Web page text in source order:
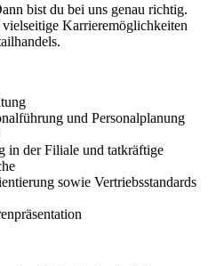
bist du bei uns genau richtig.
Karrieremöglichkeiten
und Personalplanung
in der Filiale und tatkräftige
sowie Vertriebsstandards